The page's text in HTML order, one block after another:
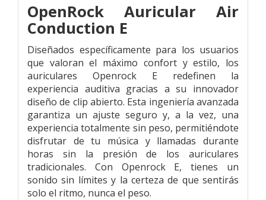
OpenRock Auricular Air
Conduction E
Diseñados específicamente para los usuarios
que valoran el máximo confort y estilo, los
auriculares Openrock E redefinen la
experiencia auditiva gracias a su innovador
diseño de clip abierto. Esta ingeniería avanzada
garantiza un ajuste seguro y, a la vez, una
experiencia totalmente sin peso, permitiéndote
disfrutar de tu música y llamadas durante
horas sin la presión de los auriculares
tradicionales. Con Openrock E, tienes un
sonido sin límites y la certeza de que sentirás
solo el ritmo, nunca el peso.